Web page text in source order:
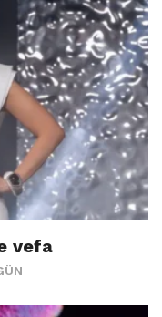
vefa